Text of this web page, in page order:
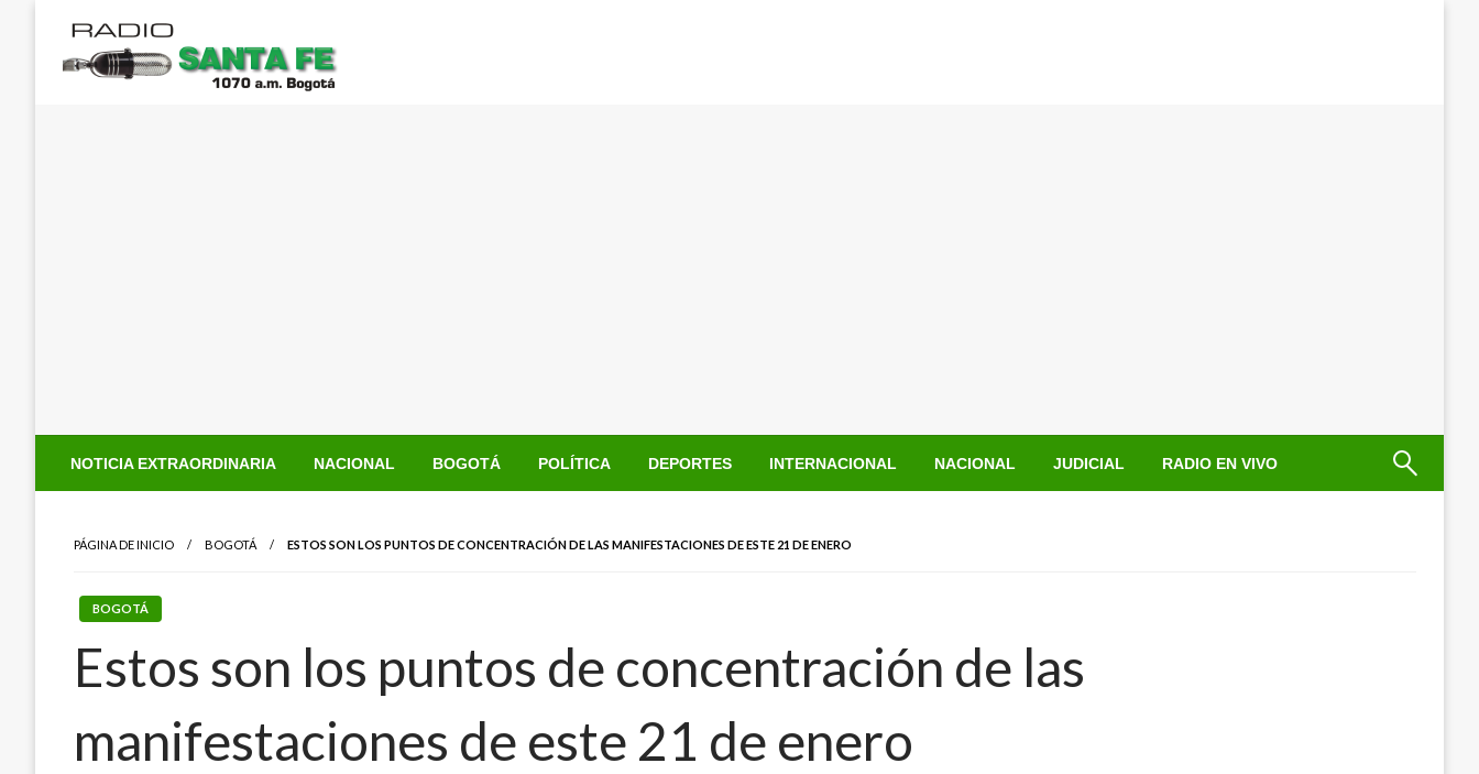
contenido
NOTICIA EXTRAORDINARIA NACIONAL BOGOTÁ POLÍTICA DEPORTES INTERNACIONAL NACIONAL JUDICIAL RADIO EN VIVO
PÁGINA DE INICIO BOGOTÁ ESTOS SON LOS PUNTOS DE CONCENTRACIÓN DE LAS MANIFESTACIONES DE ESTE 21 DE ENERO
BOGOTÁ
Estos son los puntos de concentración de las
manifestaciones de este 21 de enero